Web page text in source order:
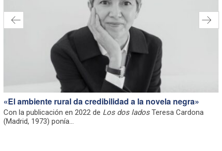
«El ambiente rural da credibilidad a la novela negra»
Con la publicación en 2022 de Los dos ladosTeresa Cardona
(Madrid, 1973) ponía...